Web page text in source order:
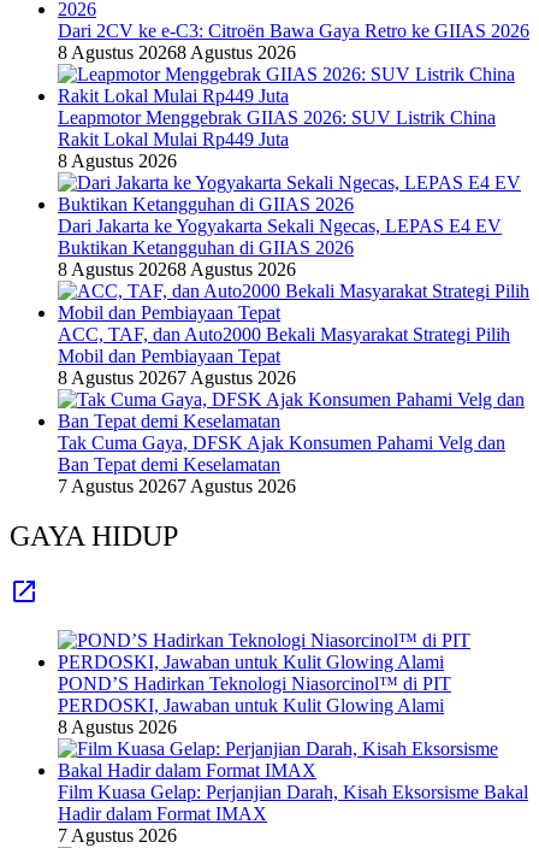
Dari 2CV ke e-C3: Citroën Bawa Gaya Retro ke GIIAS 2026
8 Agustus 20268 Agustus 2026
Leapmotor Menggebrak GIIAS 2026: SUV Listrik China
Rakit Lokal Mulai Rp449 Juta
8 Agustus 2026
Dari Jakarta ke Yogyakarta Sekali Ngecas, LEPAS E4 EV
Buktikan Ketangguhan di GIIAS 2026
8 Agustus 20268 Agustus 2026
ACC, TAF, dan Auto2000 Bekali Masyarakat Strategi Pilih
Mobil dan Pembiayaan Tepat
8 Agustus 20267 Agustus 2026
Tak Cuma Gaya, DFSK Ajak Konsumen Pahami Velg dan
Ban Tepat demi Keselamatan
7 Agustus 20267 Agustus 2026
GAYA HIDUP
POND’S Hadirkan Teknologi Niasorcinol™ di PIT
PERDOSKI, Jawaban untuk Kulit Glowing Alami
8 Agustus 2026
Film Kuasa Gelap: Perjanjian Darah, Kisah Eksorsisme Bakal
Hadir dalam Format IMAX
7 Agustus 2026